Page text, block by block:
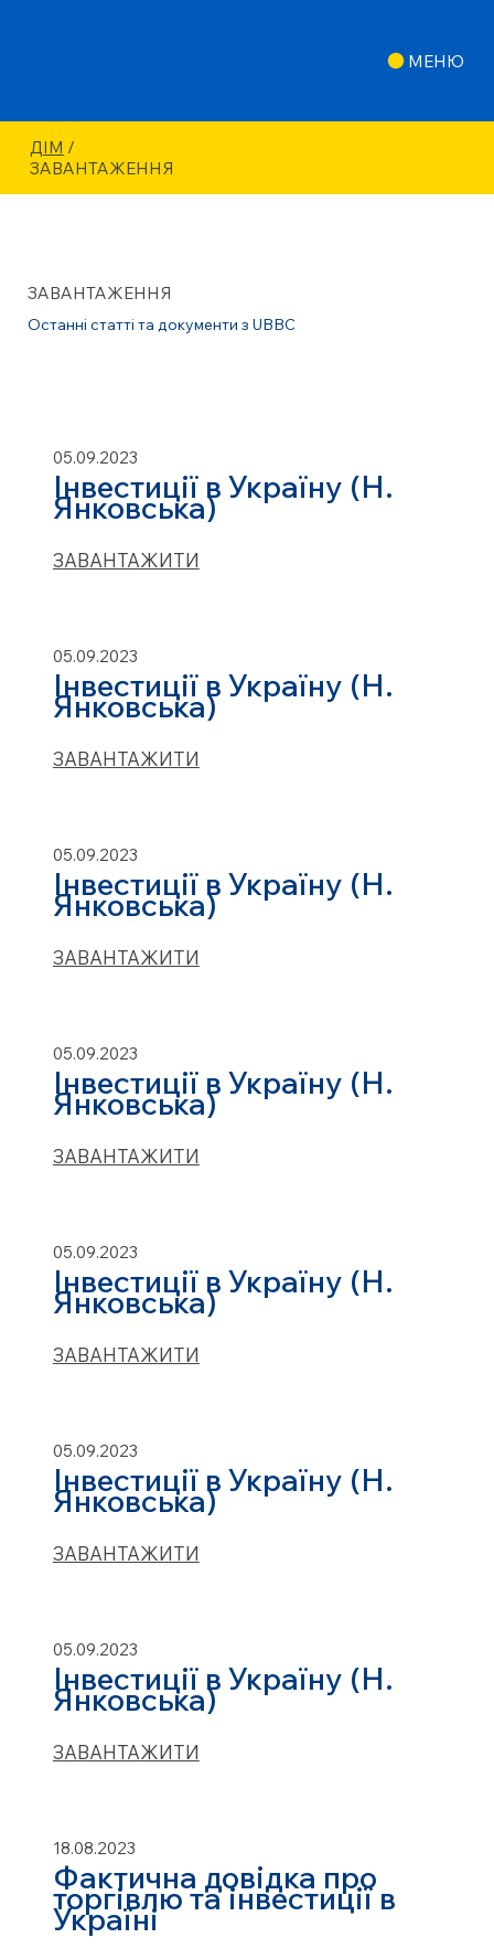
МЕНЮ
ДІМ /
ЗАВАНТАЖЕННЯ
Останні статті та документи з UBBC
ЗАВАНТАЖЕННЯ
Інвестиції в Україну (Н.
Янковська)
05.09.2023
ЗАВАНТАЖИТИ
Інвестиції в Україну (Н.
Янковська)
05.09.2023
ЗАВАНТАЖИТИ
Інвестиції в Україну (Н.
Янковська)
05.09.2023
ЗАВАНТАЖИТИ
Інвестиції в Україну (Н.
Янковська)
05.09.2023
ЗАВАНТАЖИТИ
Інвестиції в Україну (Н.
Янковська)
05.09.2023
ЗАВАНТАЖИТИ
Інвестиції в Україну (Н.
Янковська)
05.09.2023
ЗАВАНТАЖИТИ
Інвестиції в Україну (Н.
Янковська)
05.09.2023
ЗАВАНТАЖИТИ
Фактична довідка про
торгівлю та інвестиції в
Україні
18.08.2023